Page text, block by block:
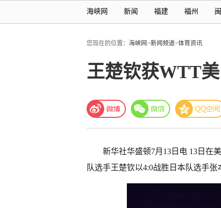
海峡网 新闻 福建 福州
您现在的位置： 海峡网>新闻频道>体育资讯
王楚钦获WTT
新华社华盛顿7月13日电 13日在
队选手王楚钦以4:0战胜日本队选手张